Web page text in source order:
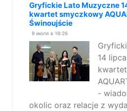
Gryfickie Lato Muzyczne
kwartet smyczkowy
Świnoujście
9 июля в 16:26
14
-
okolic oraz relacje z